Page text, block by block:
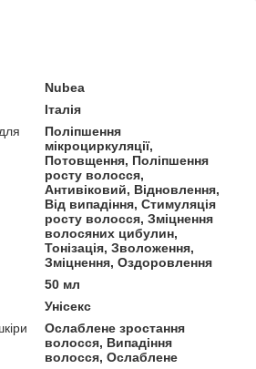
Nubea
Італія
Поліпшення
мікроциркуляції,
Потовщення, Поліпшення
росту волосся,
Антивіковий, Відновлення,
Від випадіння, Стимуляція
росту волосся, Зміцнення
волосяних цибулин,
Тонізація, Зволоження,
Зміцнення, Оздоровлення
50 мл
Унісекс
Ослаблене зростання
волосся, Випадіння
волосся, Ослаблене